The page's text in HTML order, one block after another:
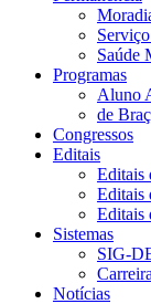
Saúde
Programas
Aluno
de
Congressos
Editais
Editais
Editais
Editais
Sistemas
SIG-
Notícias